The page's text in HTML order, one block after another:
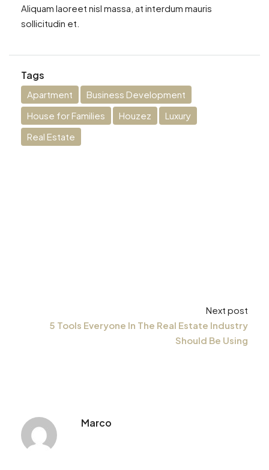
Aliquam laoreet nisl massa, at interdum mauris
sollicitudin et.
Tags
Apartment
Business Development
House for Families
Houzez
Luxury
Real Estate
Next post
5 Tools Everyone In The Real Estate Industry
Should Be Using
Marco